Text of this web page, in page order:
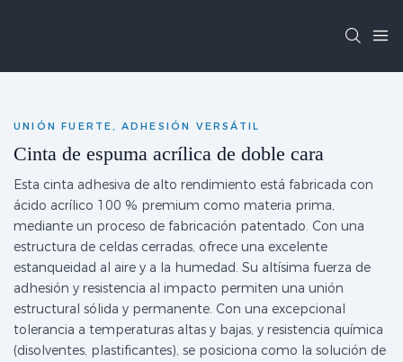
UNIÓN FUERTE, ADHESIÓN VERSÁTIL
Cinta de espuma acrílica de doble cara
Esta cinta adhesiva de alto rendimiento está fabricada con
ácido acrílico 100 % premium como materia prima,
mediante un proceso de fabricación patentado. Con una
estructura de celdas cerradas, ofrece una excelente
estanqueidad al aire y a la humedad. Su altísima fuerza de
adhesión y resistencia al impacto permiten una unión
estructural sólida y permanente. Con una excepcional
tolerancia a temperaturas altas y bajas, y resistencia química
(disolventes, plastificantes), se posiciona como la solución de